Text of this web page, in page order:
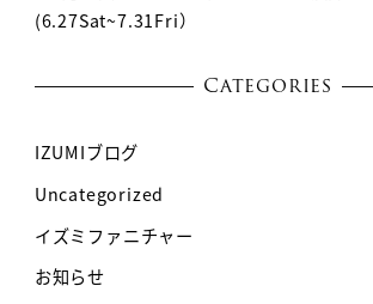
(6.27Sat~7.31Fri）
Categories
IZUMIブログ
Uncategorized
イズミファニチャー
お知らせ